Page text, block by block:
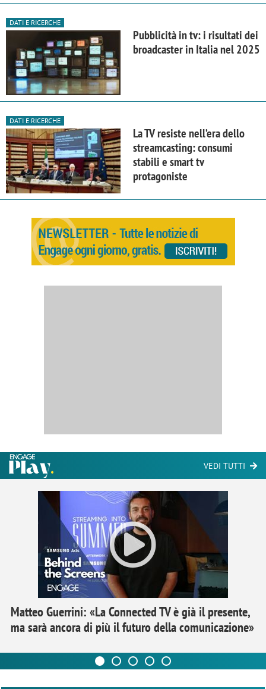
DATI E RICERCHE
Pubblicità in tv: i risultati dei
broadcaster in Italia nel 2025
DATI E RICERCHE
La TV resiste nell’era dello
streamcasting: consumi
stabili e smart tv
protagoniste
VEDI TUTTI
Matteo Guerrini: «La Connected TV è già il presente,
ma sarà ancora di più il futuro della comunicazione»